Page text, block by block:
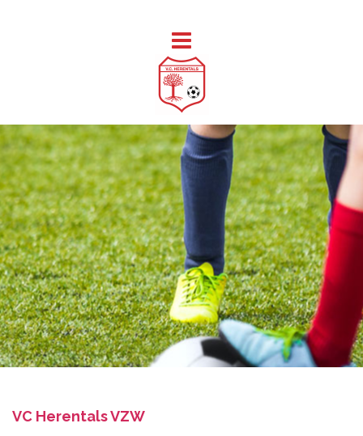
VC Herentals VZW